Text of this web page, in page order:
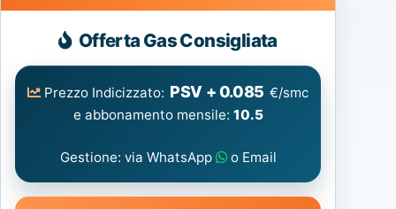
Gas
Offerta Gas Consigliata
Prezzo Indicizzato: PSV + 0.085 €/smc
e abbonamento mensile: 10.5
Gestione: via WhatsApp o Email